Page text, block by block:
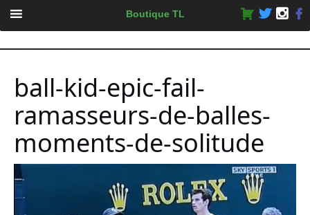
content
Boutique TL
ball-kid-epic-fail-
ramasseurs-de-balles-
moments-de-solitude